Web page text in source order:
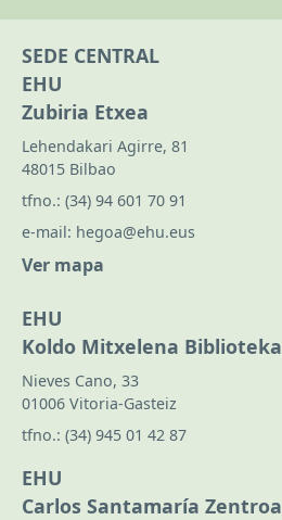
SEDE CENTRAL
EHU
Zubiria Etxea
Lehendakari Agirre, 81
48015 Bilbao
tfno.: (34) 94 601 70 91
e-mail: hegoa@ehu.eus
Ver mapa
EHU
Koldo Mitxelena Biblioteka
Nieves Cano, 33
01006 Vitoria-Gasteiz
tfno.: (34) 945 01 42 87
EHU
Carlos Santamaría Zentroa